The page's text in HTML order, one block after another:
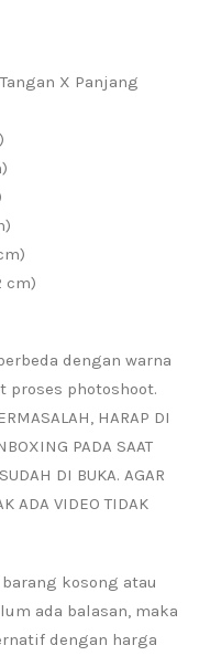
X Panjang
cm)
dengan warna
proses photoshoot.
HARAP DI
PADA SAAT
DI BUKA. AGAR
ADA VIDEO TIDAK
kosong atau
ada balasan, maka
dengan harga